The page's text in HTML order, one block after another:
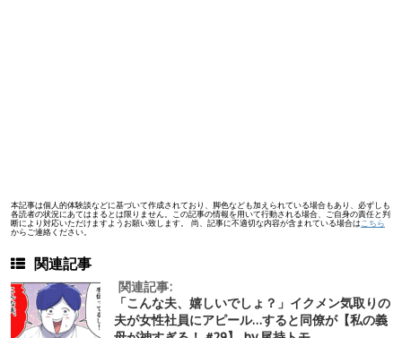
本記事は個人的体験談などに基づいて作成されており、脚色なども加えられている場合もあり、必ずしも
各読者の状況にあてはまるとは限りません。この記事の情報を用いて行動される場合、ご自身の責任と判
断により対応いただけますようお願い致します。 尚、記事に不適切な内容が含まれている場合は こちら
からご連絡ください。
関連記事
関連記事:
「こんな夫、嬉しいでしょ？」イクメン気取りの
夫が女性社員にアピール…すると同僚が【私の義